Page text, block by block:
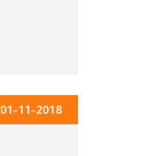
01-11-2018